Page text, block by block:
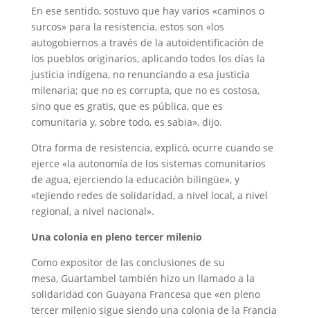
En ese sentido, sostuvo que hay varios «caminos o
surcos» para la resistencia, estos son «los
autogobiernos a través de la autoidentificación de
los pueblos originarios, aplicando todos los días la
justicia indígena, no renunciando a esa justicia
milenaria; que no es corrupta, que no es costosa,
sino que es gratis, que es pública, que es
comunitaria y, sobre todo, es sabia», dijo.
Otra forma de resistencia, explicó, ocurre cuando se
ejerce «la autonomía de los sistemas comunitarios
de agua, ejerciendo la educación bilingüe», y
«tejiendo redes de solidaridad, a nivel local, a nivel
regional, a nivel nacional».
Una colonia en pleno tercer milenio
Como expositor de las conclusiones de su
mesa, Guartambel también hizo un llamado a la
solidaridad con Guayana Francesa que «en pleno
tercer milenio sigue siendo una colonia de la Francia